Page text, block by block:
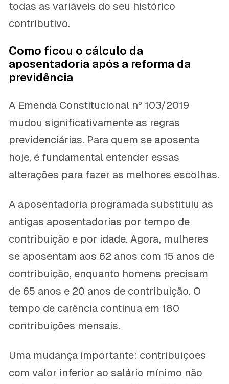
todas as variáveis do seu histórico
contributivo.
Como ficou o cálculo da
aposentadoria após a reforma da
previdência
A Emenda Constitucional nº 103/2019
mudou significativamente as regras
previdenciárias. Para quem se aposenta
hoje, é fundamental entender essas
alterações para fazer as melhores escolhas.
A aposentadoria programada substituiu as
antigas aposentadorias por tempo de
contribuição e por idade. Agora, mulheres
se aposentam aos 62 anos com 15 anos de
contribuição, enquanto homens precisam
de 65 anos e 20 anos de contribuição. O
tempo de carência continua em 180
contribuições mensais.
Uma mudança importante: contribuições
com valor inferior ao salário mínimo não